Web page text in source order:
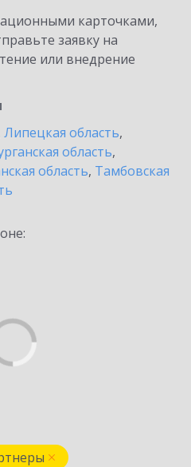
карточками,
заявку на
или внедрение
Липецкая область,
область,
область, Тамбовская